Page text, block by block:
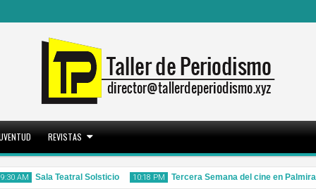
REVISTAS
AM Sala Teatral Solsticio 10:18 PM Tercera Semana del cine en Palmira